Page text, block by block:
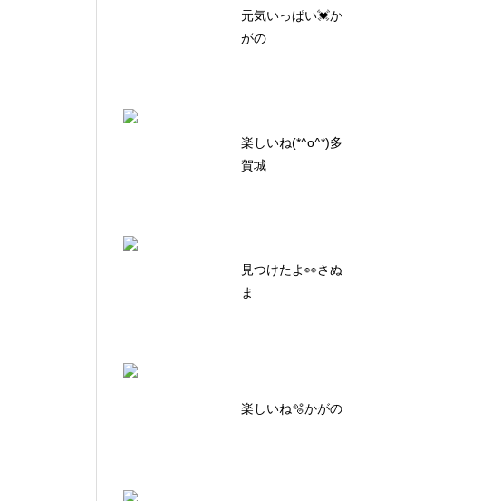
元気いっぱい💓か
がの
楽しいね(*^o^*)多
賀城
見つけたよ👀さぬ
ま
楽しいね🫧かがの